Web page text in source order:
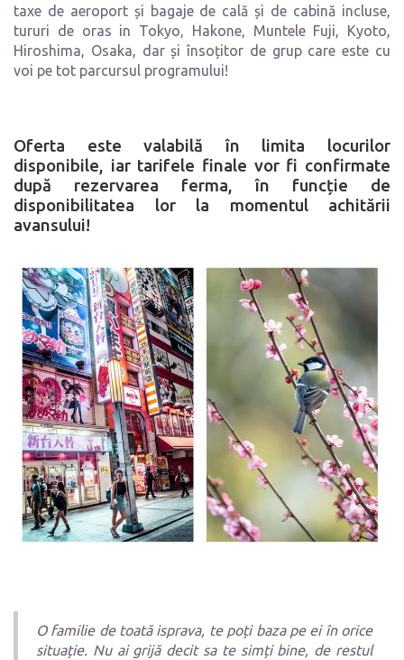
taxe de aeroport și bagaje de cală și de cabină incluse,
tururi de oras in Tokyo, Hakone, Muntele Fuji, Kyoto,
Hiroshima, Osaka, dar și însoțitor de grup care este cu
voi pe tot parcursul programului!
Oferta este valabilă în limita locurilor
disponibile, iar tarifele finale vor fi confirmate
după rezervarea ferma, în funcție de
disponibilitatea lor la momentul achitării
avansului!
O familie de toată isprava, te poți baza pe ei în orice
situație. Nu ai grijă decit sa te simți bine, de restul